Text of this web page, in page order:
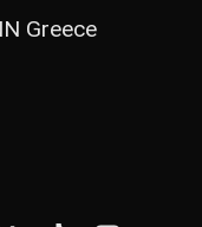
Greece